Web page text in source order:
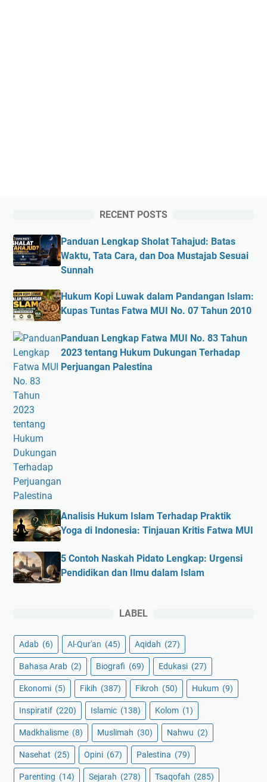
RECENT POSTS
Panduan Lengkap Sholat Tahajud: Batas
Waktu, Tata Cara, dan Doa Mustajab Sesuai
Sunnah
Hukum Kopi Luwak dalam Pandangan Islam:
Kupas Tuntas Fatwa MUI No. 07 Tahun 2010
Panduan Lengkap Fatwa MUI No. 83 Tahun
2023 tentang Hukum Dukungan Terhadap
Perjuangan Palestina
Analisis Hukum Islam Terhadap Praktik
Yoga di Indonesia: Tinjauan Kritis Fatwa MUI
5 Contoh Naskah Pidato Lengkap: Urgensi
Pendidikan dan Ilmu dalam Islam
LABEL
Adab (6) Al-Qur'an (45) Aqidah (27)
Bahasa Arab (2) Biografi (69) Edukasi (27)
Ekonomi (5) Fikih (387) Fikroh (50) Hukum (9)
Inspiratif (220) Islamic (138) Kolom (1)
Madkhalisme (8) Muslimah (30) Nahwu (2)
Nasehat (25) Opini (67) Palestina (79)
Parenting (14) Sejarah (278) Tsaqofah (285)